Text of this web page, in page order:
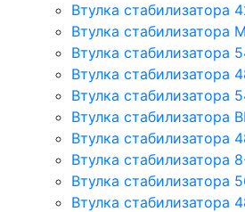
Втулка стабилизатора
Втулка стабилизатора
Втулка стабилизатора
Втулка стабилизатора
Втулка стабилизатора
Втулка стабилизатора
Втулка стабилизатора
Втулка стабилизатора
Втулка стабилизатора
Втулка стабилизатора